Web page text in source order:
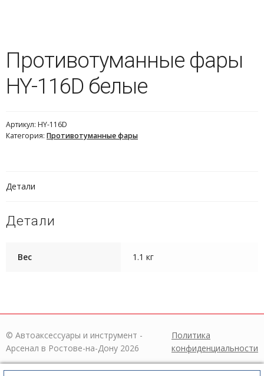
Противотуманные фары
HY-116D белые
Артикул: HY-116D
Категория: Противотуманные фары
Детали
Детали
Вес 1.1 кг
© Автоаксессуары и инструмент -
Арсенал в Ростове-на-Дону 2026
Политика
конфиденциальности